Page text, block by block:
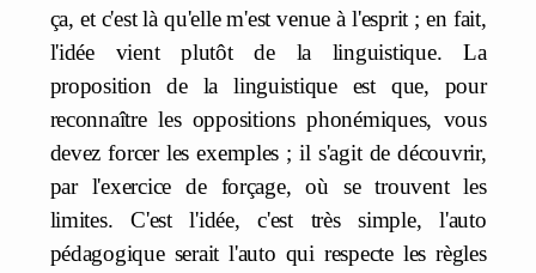
ça, et c'est là qu'elle m'est venue à l'esprit ; en fait,
l'idée vient plutôt de la linguistique. La
proposition de la linguistique est que, pour
reconnaître les oppositions phonémiques, vous
devez forcer les exemples ; il s'agit de découvrir,
par l'exercice de forçage, où se trouvent les
limites. C'est l'idée, c'est très simple, l'auto
pédagogique serait l'auto qui respecte les règles